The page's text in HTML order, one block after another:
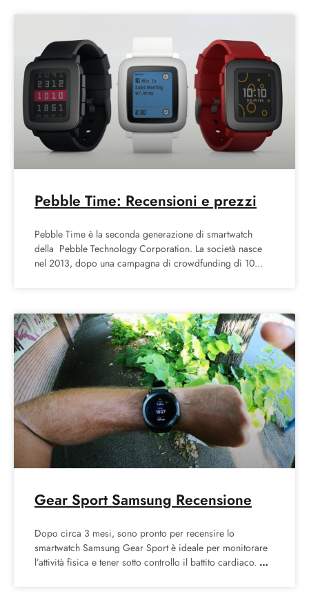
Pebble Time: Recensioni e prezzi
Pebble Time è la seconda generazione di smartwatch
della Pebble Technology Corporation. La società nasce
nel 2013, dopo una campagna di crowdfunding di 10
Gear Sport Samsung Recensione
Dopo circa 3 mesi, sono pronto per recensire lo
smartwatch Samsung Gear Sport è ideale per monitorare
l’attività fisica e tener sotto controllo il battito cardiaco.